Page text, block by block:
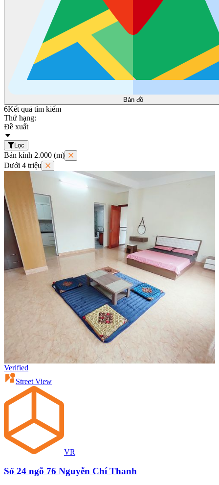
Bản đồ
6Kết quả tìm kiếm
Thứ hạng:
Đề xuất
Lọc
Bán kính 2.000 (m)
Dưới 4 triệu
Verified
Street View
VR
Số 24 ngõ 76 Nguyễn Chí Thanh